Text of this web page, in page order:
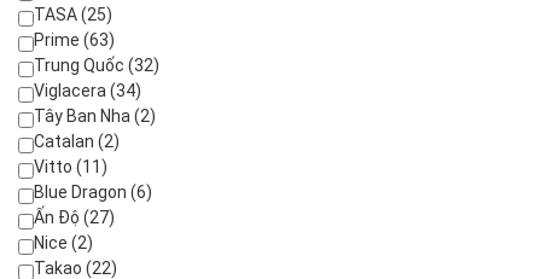
TASA (25)
Prime (63)
Trung Quốc (32)
Viglacera (34)
Tây Ban Nha (2)
Catalan (2)
Vitto (11)
Blue Dragon (6)
Ấn Độ (27)
Nice (2)
Takao (22)